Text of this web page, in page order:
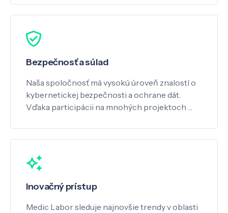
Bezpečnosť a súlad
Naša spoločnosť má vysokú úroveň znalostí o
kybernetickej bezpečnosti a ochrane dát.
Vďaka participácii na mnohých projektoch …
Inovačný prístup
Medic Labor sleduje najnovšie trendy v oblasti